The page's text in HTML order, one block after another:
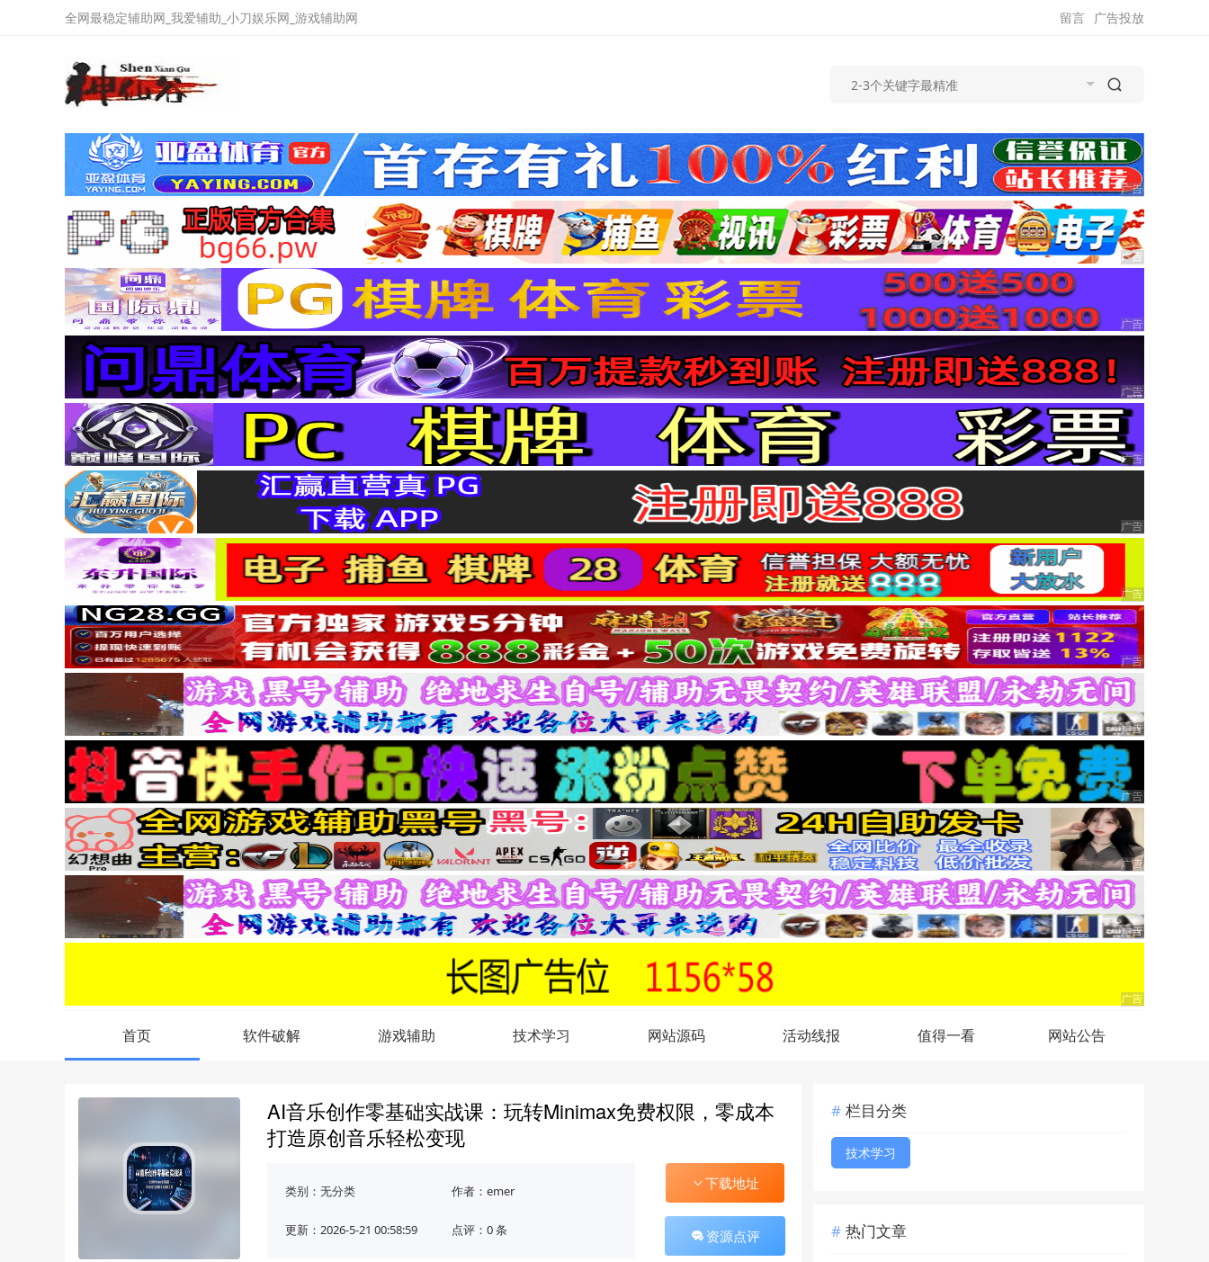
全网最稳定辅助网_我爱辅助_小刀娱乐网_游戏辅助网 广告投放
留言
首页 软件破解 游戏辅助 技术学习 网站源码 活动线报 值得一看 网站公告
AI音乐创作零基础实战课：玩转Minimax免费权限，零成本
打造原创音乐轻松变现
类别： 无分类 作者：emer
更新：2026-5-21 00:58:59 点评：0 条
下载地址
资源点评
栏目分类
技术学习
热门文章